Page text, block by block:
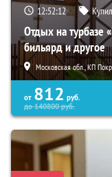
12:52:10
Отдых на турбазе
бильярд и другое
Московская обл., КП
от 812 руб.
до140800руб.